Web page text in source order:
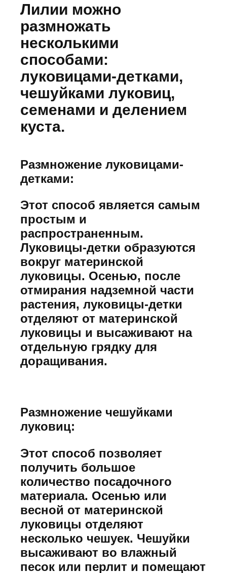
Лилии можно
размножать
несколькими
способами:
луковицами-детками,
чешуйками луковиц,
семенами и делением
куста.
Размножение луковицами-
детками:
Этот способ является самым
простым и
распространенным.
Луковицы-детки образуются
вокруг материнской
луковицы. Осенью, после
отмирания надземной части
растения, луковицы-детки
отделяют от материнской
луковицы и высаживают на
отдельную грядку для
доращивания.
Размножение чешуйками
луковиц:
Этот способ позволяет
получить большое
количество посадочного
материала. Осенью или
весной от материнской
луковицы отделяют
несколько чешуек. Чешуйки
высаживают во влажный
песок или перлит и помещают